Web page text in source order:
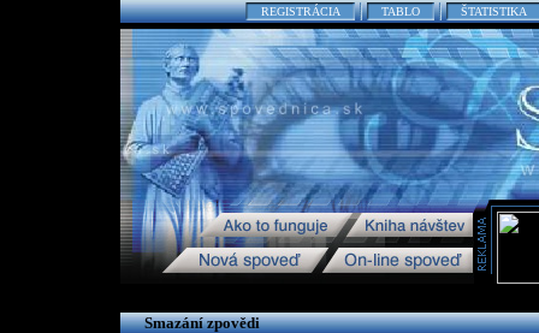
REGISTRÁCIA TABLO ŠTATISTIKA
Smazání zpovědi